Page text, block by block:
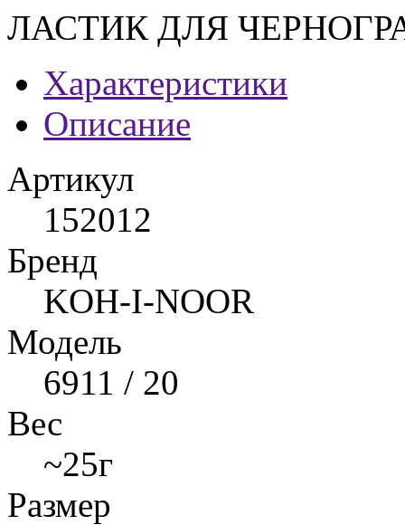
ЛАСТИК ДЛЯ
Характеристики
Описание
Артикул
152012
Бренд
KOH-I-NOOR
Модель
6911 / 20
Вес
~25г
Размер